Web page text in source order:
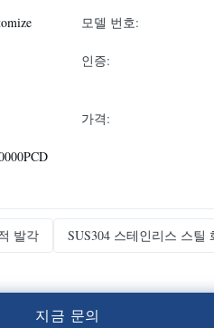
모델 번호:
인증:
가격:
발각
SUS304 스테인리스 스틸
지금 문의